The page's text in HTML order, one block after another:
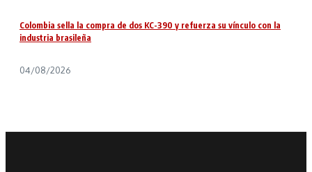
Colombia sella la compra de dos KC-390 y refuerza su vínculo con la
industria brasileña
04/08/2026